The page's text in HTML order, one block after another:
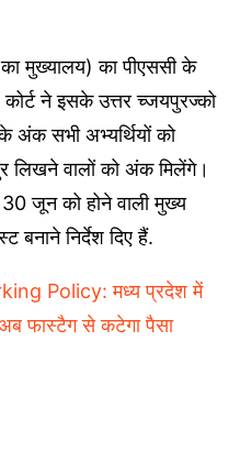
मुख्यालय) का पीएससी के
ने इसके उत्तर च्जयपुरज्को
अंक सभी अभ्यर्थियों को
लिखने वालों को अंक मिलेंगे।
जून को होने वाली मुख्य
बनाने निर्देश दिए हैं.
Policy: मध्य प्रदेश में
अब फास्टैग से कटेगा पैसा